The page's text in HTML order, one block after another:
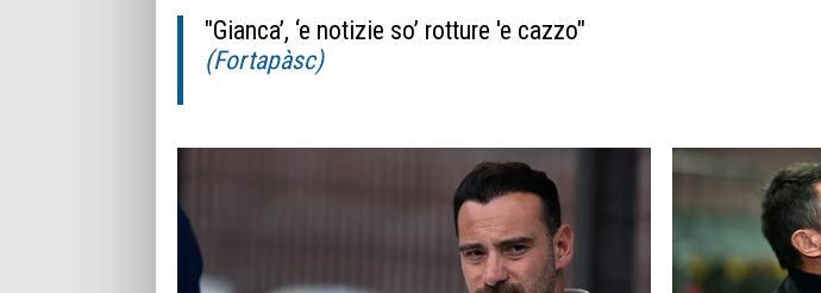
"Gianca’, ‘e notizie so’ rotture 'e cazzo"
(Fortapàsc)
—
Calcio